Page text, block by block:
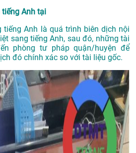
Anh tại
tiếng Anh là quá trình biên dịch nội
sang tiếng Anh, sau đó, những tài
phòng tư pháp quận/huyện để
đó chính xác so với tài liệu gốc.